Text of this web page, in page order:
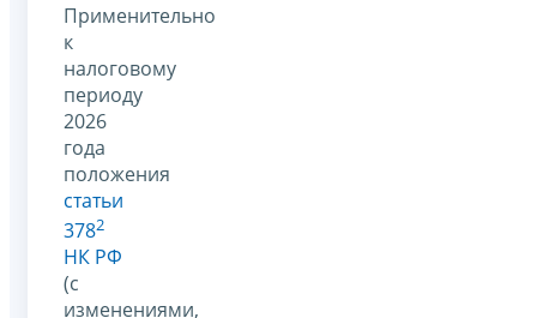
Применительно
к
налоговому
периоду
2026
года
положения
статьи
3782
НК РФ
(с
изменениями,